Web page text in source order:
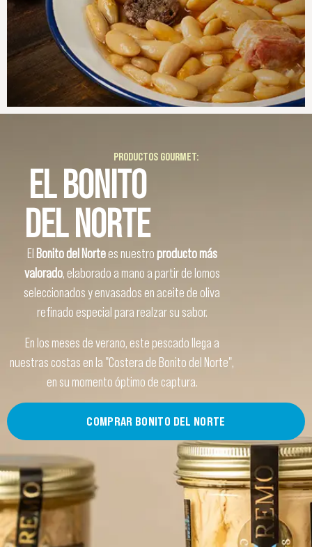
PRODUCTOS GOURMET:
EL BONITO
DEL NORTE
El Bonito del Nortees nuestroproducto más
valorado, elaborado a mano a partir de lomos
seleccionados y envasados en aceite de oliva
refinado especial para realzar su sabor.
En los meses de verano, este pescado llega a
nuestras costas en la "Costera de Bonito del Norte",
en su momento óptimo de captura.
COMPRAR BONITO DEL NORTE